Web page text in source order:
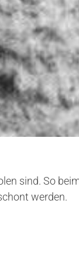
sind. So
werden.